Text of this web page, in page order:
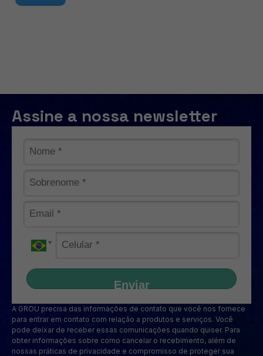
Assine a nossa newsletter
Enviar
A GROU precisa das informações de contato que você nos fornece
para entrar em contato com relação a produtos e serviços. Você
pode deixar de receber essas comunicações quando quiser. Para
obter informações sobre como cancelar o recebimento, além de
nossas práticas de privacidade e compromisso de proteger sua